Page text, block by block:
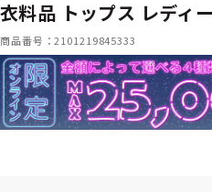
衣料品 トップス レディ
商品番号：2101219845333